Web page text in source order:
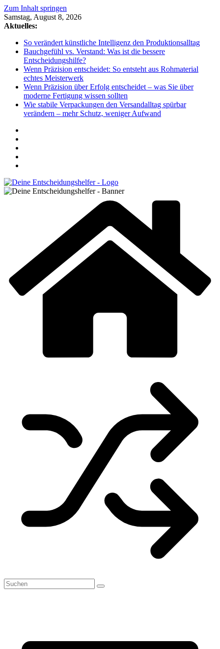
Zum Inhalt springen
Samstag, August 8, 2026
Aktuelles:
So verändert künstliche Intelligenz den Produktionsalltag
Bauchgefühl vs. Verstand: Was ist die bessere
Entscheidungshilfe?
Wenn Präzision entscheidet: So entsteht aus Rohmaterial
echtes Meisterwerk
Wenn Präzision über Erfolg entscheidet – was Sie über
moderne Fertigung wissen sollten
Wie stabile Verpackungen den Versandalltag spürbar
verändern – mehr Schutz, weniger Aufwand